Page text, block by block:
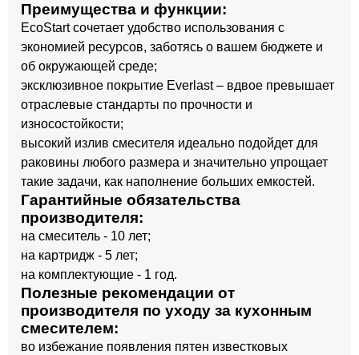
Преимущества и функции:
EcoStart сочетает удобство использования с
экономией ресурсов, заботясь о вашем бюджете и
об окружающей среде;
эксклюзивное покрытие Everlast – вдвое превышает
отраслевые стандарты по прочности и
износостойкости;
высокий излив смесителя идеально подойдет для
раковины любого размера и значительно упрощает
такие задачи, как наполнение больших емкостей.
Гарантийные обязательства
производителя:
на смеситель - 10 лет;
на картридж - 5 лет;
на комплектующие - 1 год.
Полезные рекомендации от
производителя по уходу за кухонным
смесителем:
во избежание появления пятен известковых